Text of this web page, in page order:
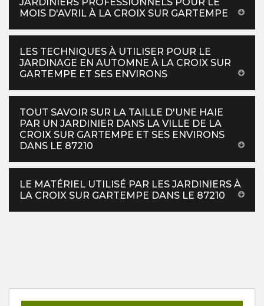
MOIS D'AVRIL À LA CROIX SUR GARTEMPE
LES TECHNIQUES À UTILISER POUR LE
JARDINAGE EN AUTOMNE À LA CROIX SUR
GARTEMPE ET SES ENVIRONS
TOUT SAVOIR SUR LA TAILLE D'UNE HAIE
PAR UN JARDINIER DANS LA VILLE DE LA
CROIX SUR GARTEMPE ET SES ENVIRONS
DANS LE 87210
LE MATÉRIEL UTILISÉ PAR LES JARDINIERS À
LA CROIX SUR GARTEMPE DANS LE 87210